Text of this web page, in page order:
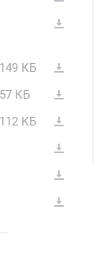
149 КБ
57 КБ
112 КБ